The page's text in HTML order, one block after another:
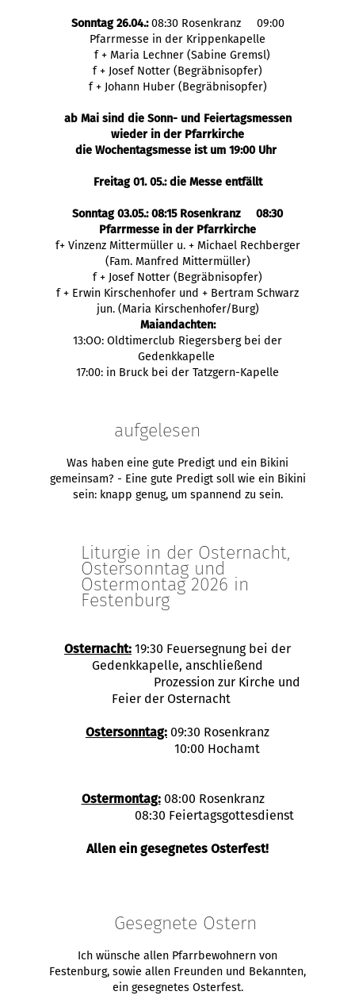
Sonntag 26.04.:08:30 Rosenkranz 09:00
Pfarrmesse in der Krippenkapelle
f + Maria Lechner (Sabine Gremsl)
f + Josef Notter (Begräbnisopfer)
f + Johann Huber (Begräbnisopfer)
ab Mai sind die Sonn- und Feiertagsmessen
wieder in der Pfarrkirche
die Wochentagsmesse ist um 19:00 Uhr
Freitag 01. 05.: die Messe entfällt
Sonntag 03.05.: 08:15 Rosenkranz 08:30
Pfarrmesse in der Pfarrkirche
f+ Vinzenz Mittermüller u. + Michael Rechberger
(Fam. Manfred Mittermüller)
f + Josef Notter (Begräbnisopfer)
f + Erwin Kirschenhofer und + Bertram Schwarz
jun. (Maria Kirschenhofer/Burg)
Maiandachten:
13:OO: Oldtimerclub Riegersberg bei der
Gedenkkapelle
17:00: in Bruck bei der Tatzgern-Kapelle
aufgelesen
Was haben eine gute Predigt und ein Bikini
gemeinsam? - Eine gute Predigt soll wie ein Bikini
sein: knapp genug, um spannend zu sein.
Liturgie in der Osternacht,
Ostersonntag und
Ostermontag 2026 in
Festenburg
Osternacht: 19:30 Feuersegnung bei der
Gedenkkapelle, anschließend
Prozession zur Kirche und
Feier der Osternacht
Ostersonntag: 09:30 Rosenkranz
10:00 Hochamt
Ostermontag:08:00 Rosenkranz
08:30 Feiertagsgottesdienst
Allen ein gesegnetes Osterfest!
Gesegnete Ostern
Ich wünsche allen Pfarrbewohnern von
Festenburg, sowie allen Freunden und Bekannten,
ein gesegnetes Osterfest.